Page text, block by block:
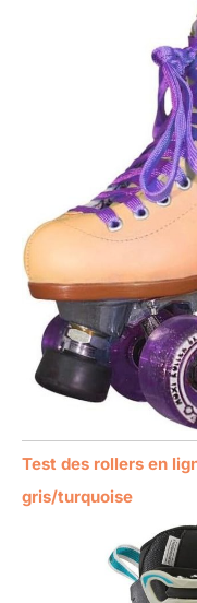
Test des rollers en
gris/turquoise